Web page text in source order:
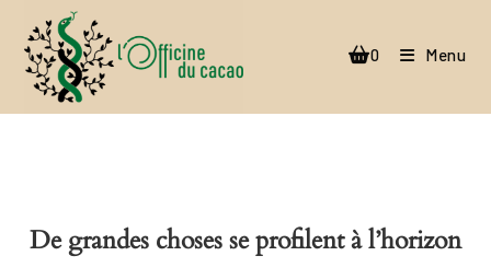
content
0 Menu
De grandes choses se profilent à l’horizon